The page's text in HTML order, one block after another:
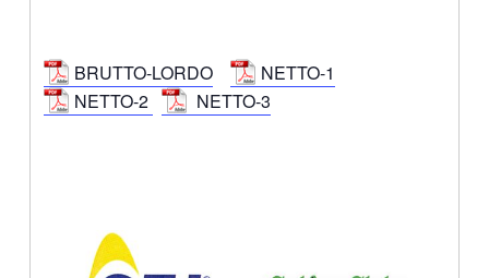
BRUTTO-LORDO
NETTO-1
NETTO-2
NETTO-3